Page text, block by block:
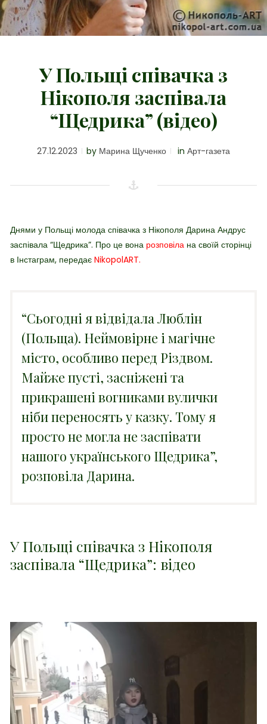
У Польщі співачка з
Нікополя заспівала
“Щедрика” (відео)
27.12.2023 by Марина Щученко in Арт-газета
Днями у Польщі молода співачка з Нікополя Дарина Андрус
заспівала “Щедрика”. Про це вона розповілана своїй сторінці
в Інстаграм, передаєNikopolART.
“Сьогодні я відвідала Люблін
(Польща). Неймовірне і магічне
місто, особливо перед Різдвом.
Майже пусті, засніжені та
прикрашені вогниками вулички
ніби переносять у казку. Тому я
просто не могла не заспівати
нашого українського Щедрика”,
розповіла Дарина.
У Польщі співачка з Нікополя
заспівала “Щедрика”: відео
Відеопрогравач